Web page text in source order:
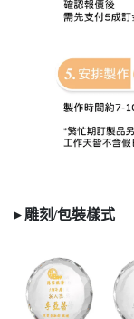
▸ 雕刻/包裝樣式